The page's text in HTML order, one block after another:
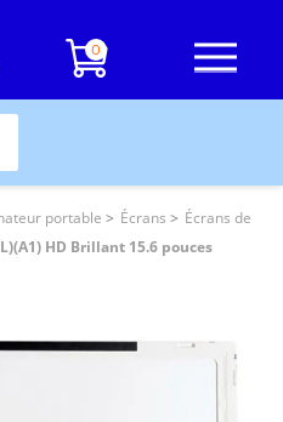
0
portable Écrans
Écrans de
HD Brillant 15.6 pouces